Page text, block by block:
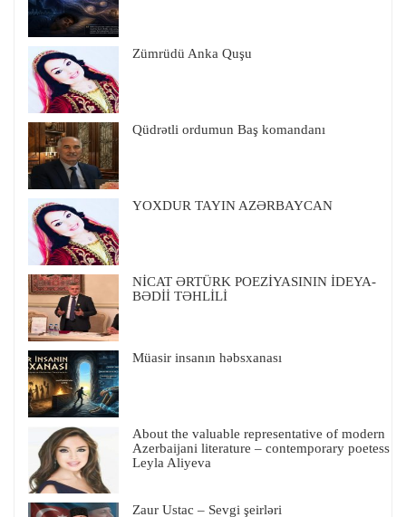
Zümrüdü Anka Quşu
Qüdrətli ordumun Baş komandanı
YOXDUR TAYIN AZƏRBAYCAN
NİCAT ƏRTÜRK POEZİYASININ İDEYA-
BƏDİİ TƏHLİLİ
Müasir insanın həbsxanası
About the valuable representative of modern
Azerbaijani literature – contemporary poetess
Leyla Aliyeva
Zaur Ustac – Sevgi şeirləri